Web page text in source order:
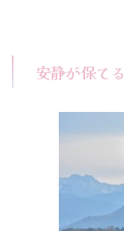
安静が保てる